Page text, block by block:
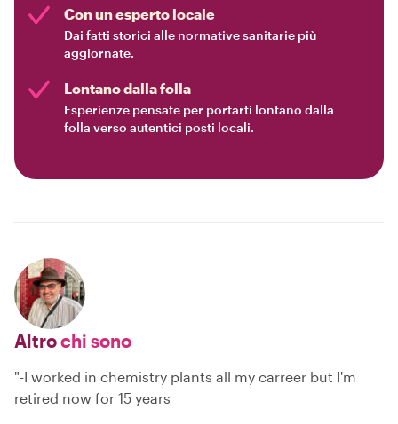
Con un esperto locale
Dai fatti storici alle normative sanitarie più
aggiornate.
Lontano dalla folla
Esperienze pensate per portarti lontano dalla
folla verso autentici posti locali.
Altrochi sono
"-I worked in chemistry plants all my carreer but I'm
retired now for 15 years